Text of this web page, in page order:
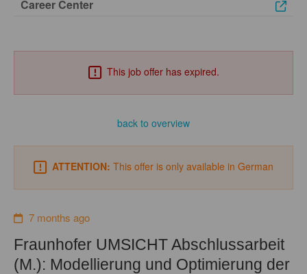
Career Center
This job offer has expired.
back to overview
ATTENTION: This offer is only available in German
7 months ago
Fraunhofer UMSICHT Abschlussarbeit
(M.): Modellierung und Optimierung der